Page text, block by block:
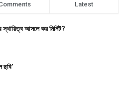
Latest
স্থায়িত্ব আসলে কয় মিনিট?
ছবি’